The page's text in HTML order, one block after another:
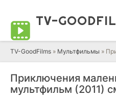
TV-GOOD
TV-GoodFilms » Мультфильмы »
Приключения
мультфильм (2011)